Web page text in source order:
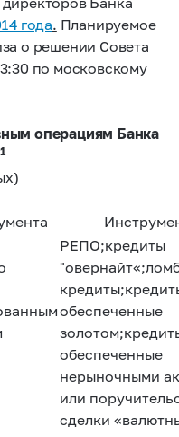
года. Планируемое
о решении Совета
по московскому
операциям Банка
1
РЕПО;кредиты
обеспеченные
обеспеченные
нерыночными
или
сделки